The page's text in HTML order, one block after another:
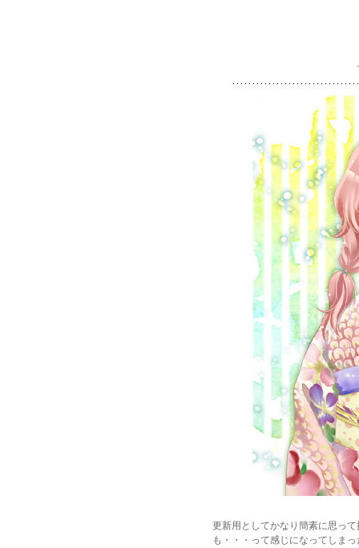
更新用としてかなり簡素に思っ
も・・・って感じになってしま